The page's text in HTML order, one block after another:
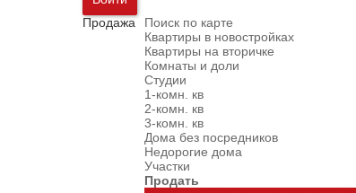
Продажа
Поиск по карте
Квартиры в новостройках
Квартиры на вторичке
Комнаты и доли
Студии
1-комн. кв
2-комн. кв
3-комн. кв
Дома без посредников
Недорогие дома
Участки
Продать